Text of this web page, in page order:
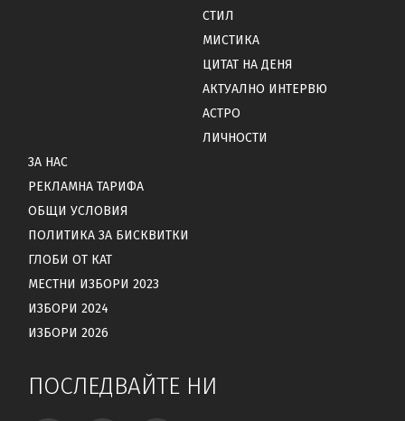
СТИЛ
МИСТИКА
ЦИТАТ НА ДЕНЯ
АКТУАЛНО ИНТЕРВЮ
АСТРО
ЛИЧНОСТИ
ЗА НАС
РЕКЛАМНА ТАРИФА
ОБЩИ УСЛОВИЯ
ПОЛИТИКА ЗА БИСКВИТКИ
ГЛОБИ ОТ КАТ
МЕСТНИ ИЗБОРИ 2023
ИЗБОРИ 2024
ИЗБОРИ 2026
ПОСЛЕДВАЙТЕ НИ